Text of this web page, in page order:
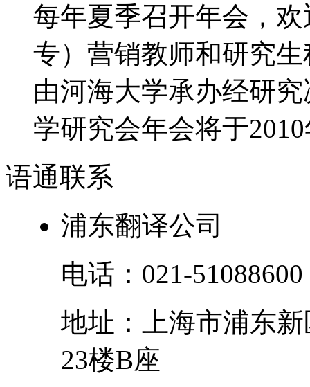
每年夏季召开年会，
专）营销教师和研究
由河海大学承办经研
学研究会年会将于
语通联系
浦东翻译公司
电话： 021-51088600
地址：
上海市浦东新
23楼B座